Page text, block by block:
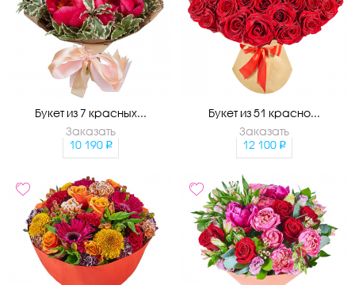
Букет из 7 красных...
Заказать
10 190
Букет из 51 красно...
Заказать
12 100